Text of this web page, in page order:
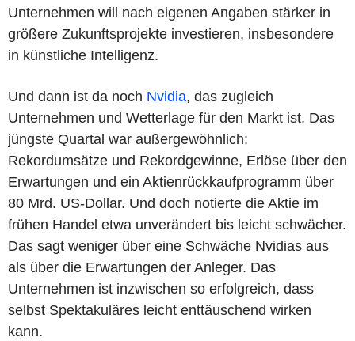
Unternehmen will nach eigenen Angaben stärker in
größere Zukunftsprojekte investieren, insbesondere
in künstliche Intelligenz.
Und dann ist da noch Nvidia, das zugleich
Unternehmen und Wetterlage für den Markt ist. Das
jüngste Quartal war außergewöhnlich:
Rekordumsätze und Rekordgewinne, Erlöse über den
Erwartungen und ein Aktienrückkaufprogramm über
80 Mrd. US-Dollar. Und doch notierte die Aktie im
frühen Handel etwa unverändert bis leicht schwächer.
Das sagt weniger über eine Schwäche Nvidias aus
als über die Erwartungen der Anleger. Das
Unternehmen ist inzwischen so erfolgreich, dass
selbst Spektakuläres leicht enttäuschend wirken
kann.